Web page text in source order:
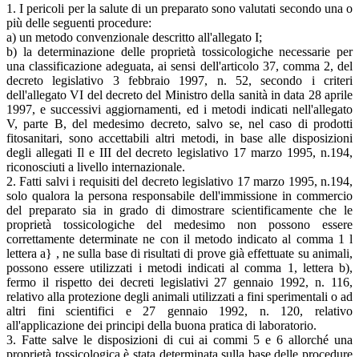
1. I pericoli per la salute di un preparato sono valutati secondo una o
più delle seguenti procedure:
a) un metodo convenzionale descritto all'allegato I;
b) la determinazione delle proprietà tossicologiche necessarie per
una classificazione adeguata, ai sensi dell'articolo 37, comma 2, del
decreto legislativo 3 febbraio 1997, n. 52, secondo i criteri
dell'allegato VI del decreto del Ministro della sanità in data 28 aprile
1997, e successivi aggiornamenti, ed i metodi indicati nell'allegato
V, parte B, del medesimo decreto, salvo se, nel caso di prodotti
fitosanitari, sono accettabili altri metodi, in base alle disposizioni
degli allegati Il e III del decreto legislativo 17 marzo 1995, n.194,
riconosciuti a livello internazionale.
2. Fatti salvi i requisiti del decreto legislativo 17 marzo 1995, n.194,
solo qualora la persona responsabile dell'immissione in commercio
del preparato sia in grado di dimostrare scientificamente che le
proprietà tossicologiche del medesimo non possono essere
correttamente determinate ne con il metodo indicato al comma 1 l
lettera a} , ne sulla base di risultati di prove già effettuate su animali,
possono essere utilizzati i metodi indicati al comma 1, lettera b),
fermo il rispetto dei decreti legislativi 27 gennaio 1992, n. 116,
relativo alla protezione degli animali utilizzati a fini sperimentali o ad
altri fini scientifici e 27 gennaio 1992, n. 120, relativo
all'applicazione dei principi della buona pratica di laboratorio.
3. Fatte salve le disposizioni di cui ai commi 5 e 6 allorché una
proprietà tossicologica è stata determinata sulla base delle procedure